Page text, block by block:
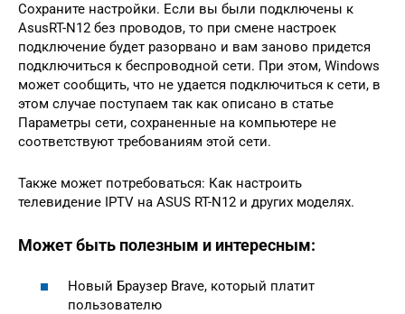
Сохраните настройки. Если вы были подключены к
AsusRT-N12 без проводов, то при смене настроек
подключение будет разорвано и вам заново придется
подключиться к беспроводной сети. При этом, Windows
может сообщить, что не удается подключиться к сети, в
этом случае поступаем так как описано в статье
Параметры сети, сохраненные на компьютере не
соответствуют требованиям этой сети.
Также может потребоваться: Как настроить
телевидение IPTV на ASUS RT-N12 и других моделях.
Может быть полезным и интересным:
Новый Браузер Brave, который платит
пользователю